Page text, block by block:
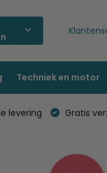
Techniek en motor
levering Gratis